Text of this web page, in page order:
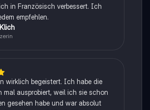
in Französisch verbessert. Ich
empfehlen.
wirklich begeistert. Ich habe die
mal ausprobiert, weil ich sie schon
gesehen habe und war absolut